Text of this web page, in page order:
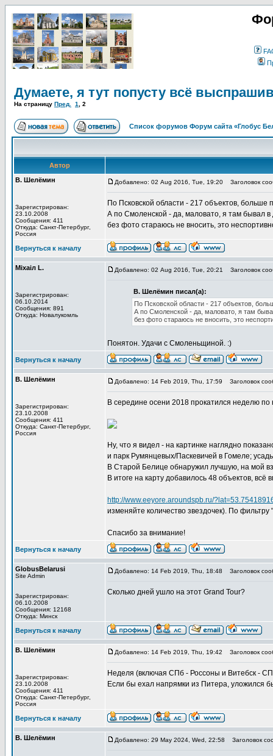
Думаете, я тут попусту всё
На страницу Пред. 1 2
Список форумов Форум сайта «Глобус
Автор
В. Шелёмин
Зарегистрирован:
23.10.2008
Сообщения: 411
Откуда: Санкт-Петербург,
Россия
Добавлено: 02 Aug 2016, Tue, 19:20 Заголовок
По Псковской области - 217 объектов, больше
А по Смоленской - да, маловато, я там бывал
без фото стараюсь не вносить, это
Вернуться к началу
Мiхаiл L.
Зарегистрирован:
06.10.2014
Сообщения: 891
Откуда: Новалукомль
Добавлено: 02 Aug 2016, Tue, 20:21 Заголовок
В. Шелёмин писал(а):
По Псковской области - 217 объектов,
А по Смоленской - да, маловато, я там
без фото стараюсь не вносить, это
Понятон. Удачи с Смоленьщиной. :)
Вернуться к началу
В. Шелёмин
Зарегистрирован:
23.10.2008
Сообщения: 411
Откуда: Санкт-Петербург,
Россия
Добавлено: 14 Feb 2019, Thu, 17:59 Заголовок
В середине осени 2018 прокатился неделю
Ну, что я видел - на картинке наглядно
и парк Румянцевых/Паскевичей в Гомеле;
В Старой Белице обнаружил лучшую, на мой
В итоге на карту добавилось 48 объектов, всё
http://www.eeyore.aroundspb.ru/
изменяйте количество звездочек). По
Спасибо за внимание!
Вернуться к началу
GlobusBelarusi
Site Admin
Зарегистрирован:
06.10.2008
Сообщения: 12168
Откуда: Минск
Добавлено: 14 Feb 2019, Thu, 18:48 Заголовок
Сколько дней ушло на этот Grand Tour?
Вернуться к началу
В. Шелёмин
Зарегистрирован:
23.10.2008
Сообщения: 411
Откуда: Санкт-Петербург,
Россия
Добавлено: 14 Feb 2019, Thu, 19:42 Заголовок
Неделя (включая СПб - Россоны и Витебск -
Если бы ехал напрямки из Питера, уложился
Вернуться к началу
В. Шелёмин Добавлено: 29 May 2024, Wed, 22:58 Заголовок